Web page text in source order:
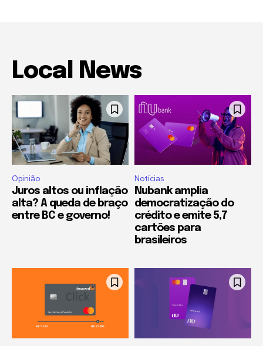
Local News
Opinião
Juros altos ou inflação
alta? A queda de braço
entre BC e governo!
Notícias
Nubank amplia
democratização do
crédito e emite 5,7
cartões para
brasileiros